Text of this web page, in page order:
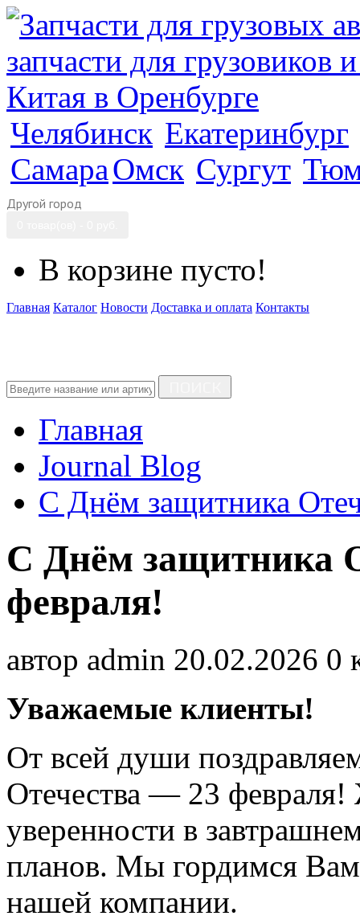
Челябинск Екатеринбург
СамараОмск Сургут
Другой город
В корзине пусто!
Главная Каталог Новости Доставка и оплата Контакты
Главная
Journal Blog
C Днём защитника
C Днём защитника
февраля!
автор admin 20.02.2026 0
Уважаемые клиенты!
От всей души
Отечества — 23 февраля!
уверенности в
планов. Мы гордимся
нашей компании.